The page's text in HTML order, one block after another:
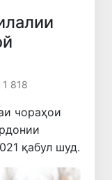
1 818
чораҳои
қабул шуд.